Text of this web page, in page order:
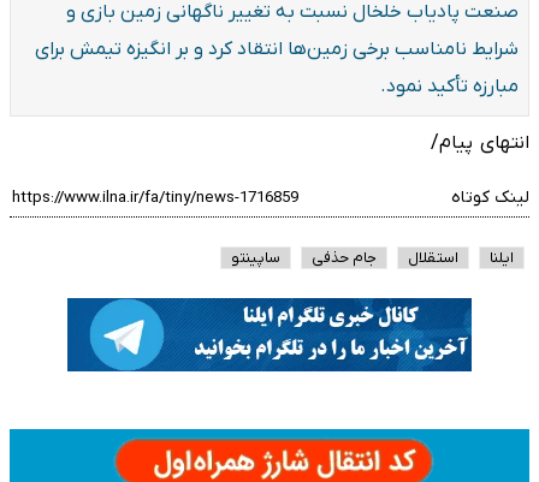
صنعت پادیاب خلخال نسبت به تغییر ناگهانی زمین بازی و
شرایط نامناسب برخی زمین‌ها انتقاد کرد و بر انگیزه تیمش برای
مبارزه تأکید نمود.
انتهای پیام/
لینک کوتاه
ایلنا استقلال جام حذفی ساپینتو